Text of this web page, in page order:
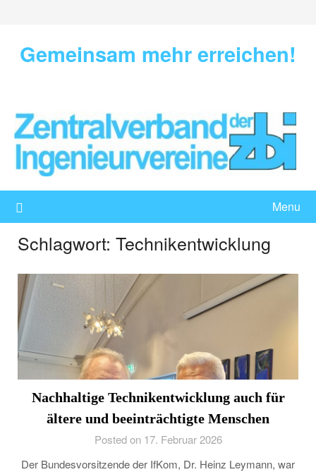
contentGemeinsam mehr erreichen!
Menu
Schlagwort: Technikentwicklung
Nachhaltige Technikentwicklung auch für
ältere und beeinträchtigte Menschen
Posted on 17. Februar 2026
Der Bundesvorsitzende der IfKom, Dr. Heinz Leymann, war